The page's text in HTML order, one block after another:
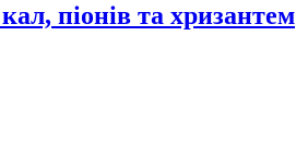
піонів та хризантем